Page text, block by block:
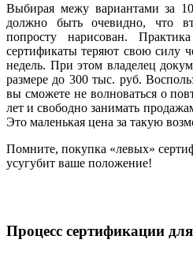
Выбирая межу вариантами за
должно быть очевидно, что
попросту нарисован.
сертификаты теряют свою силу
недель. При этом владелец
размере до 300 тыс. руб.
вы сможете не волноваться о
лет и свободно занимать
Это маленькая цена за такую
Помните, покупка «левых»
усугубит ваше положение!
Процесс сертификации